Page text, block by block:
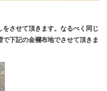
させて頂きます。なるべく同じ
下記の金襴布地でさせて頂きま